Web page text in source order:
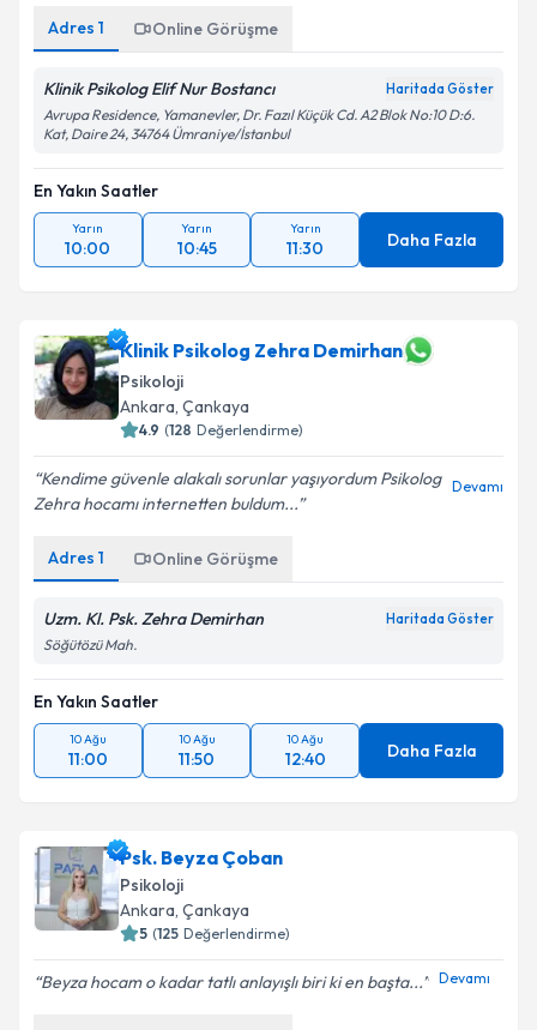
Adres 1 Online Görüşme
Klinik Psikolog Elif Nur Bostancı Haritada Göster
Avrupa Residence, Yamanevler, Dr. Fazıl Küçük Cd. A2 Blok No:10 D:6.
Kat, Daire 24, 34764 Ümraniye/İstanbul
En Yakın Saatler
Yarın
10:00
Yarın
10:45
Yarın
11:30 Daha Fazla
Klinik Psikolog Zehra Demirhan
Psikoloji
Ankara, Çankaya
4.9 (128 Değerlendirme)
Kendime güvenle alakalı sorunlar yaşıyordum Psikolog
Zehra hocamı internetten buldum...
Devamı
Adres 1 Online Görüşme
Uzm. Kl. Psk. Zehra Demirhan Haritada Göster
Söğütözü Mah.
En Yakın Saatler
10 Ağu
11:00
10 Ağu
11:50
10 Ağu
12:40 Daha Fazla
Psk. Beyza Çoban
Psikoloji
Ankara, Çankaya
5 (125 Değerlendirme)
Beyza hocam o kadar tatlı anlayışlı biri ki en başta... Devamı